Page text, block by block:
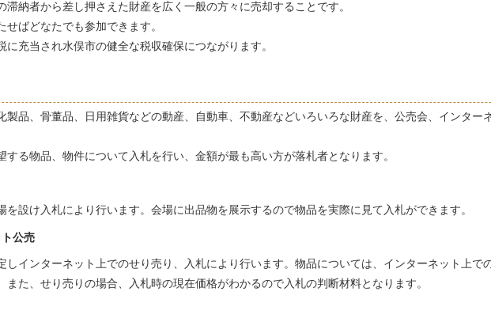
滞納者から差し押さえた財産を広く一般の方々に売却することです。
せばどなたでも参加できます。
に充当され水俣市の健全な税収確保につながります。
製品、骨董品、日用雑貨などの動産、自動車、不動産などいろいろな財産を、公売会、インター
する物品、物件について入札を行い、金額が最も高い方が落札者となります。
を設け入札により行います。会場に出品物を展示するので物品を実際に見て入札ができます。
公売
しインターネット上でのせり売り、入札により行います。物品については、インターネット上で
また、せり売りの場合、入札時の現在価格がわかるので入札の判断材料となります。